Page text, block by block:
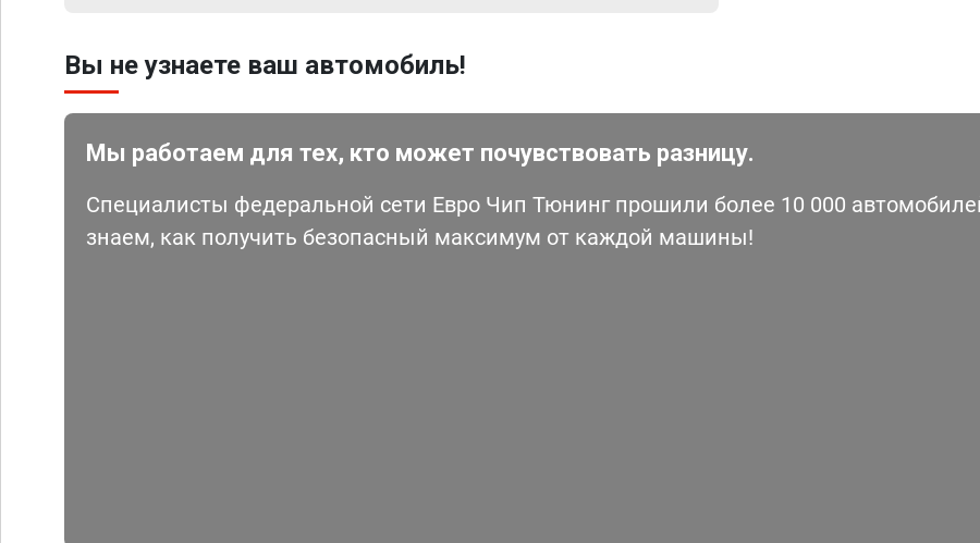
Вы не узнаете ваш автомобиль!
Мы работаем для тех, кто может почувствовать разницу.
Специалисты федеральной сети Евро Чип Тюнинг прошили более 10 000
знаем, как получить безопасный максимум от каждой машины!